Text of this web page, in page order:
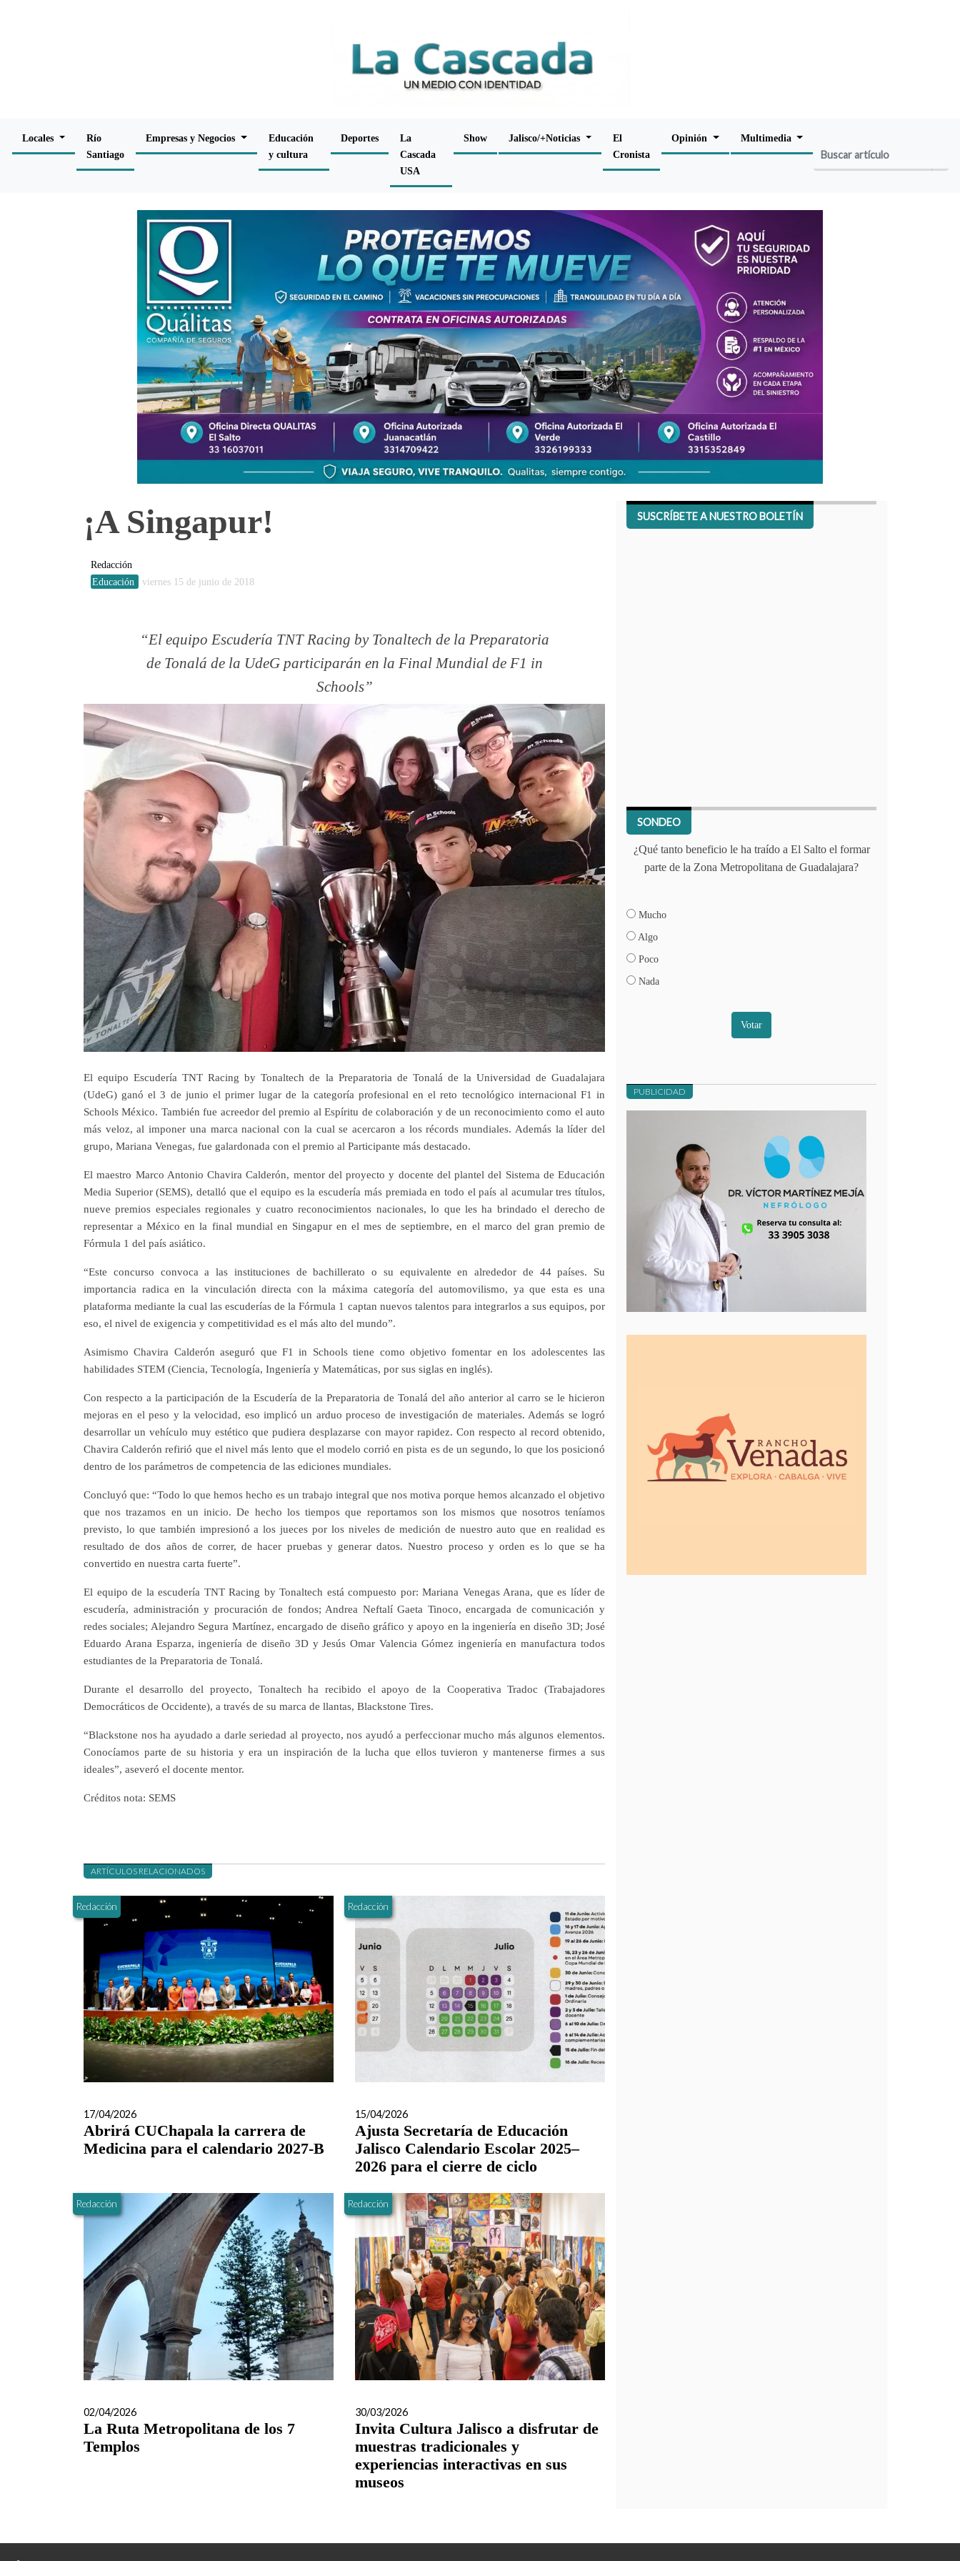
Locales
Río
Santiago
Empresas y Negocios
Educación
y cultura
Deportes
La
Cascada
USA
Show Jalisco/+Noticias
El
Cronista
Opinión Multimedia
¡A Singapur!
Redacción
Educación
viernes 15 de junio de 2018
El equipo Escudería TNT Racing by Tonaltech de la Preparatoria
de Tonalá de la UdeG participarán en la Final Mundial de F1 in
Schools
El equipo Escudería TNT Racing by Tonaltech de la Preparatoria de Tonalá de la Universidad de Guadalajara
(UdeG) ganó el 3 de junio el primer lugar de la categoría profesional en el reto tecnológico internacional F1 in
Schools México. También fue acreedor del premio al Espíritu de colaboración y de un reconocimiento como el auto
más veloz, al imponer una marca nacional con la cual se acercaron a los récords mundiales. Además la líder del
grupo, Mariana Venegas, fue galardonada con el premio al Participante más destacado.
El maestro Marco Antonio Chavira Calderón, mentor del proyecto y docente del plantel del Sistema de Educación
Media Superior (SEMS), detalló que el equipo es la escudería más premiada en todo el país al acumular tres títulos,
nueve premios especiales regionales y cuatro reconocimientos nacionales, lo que les ha brindado el derecho de
representar a México en la final mundial en Singapur en el mes de septiembre, en el marco del gran premio de
Fórmula 1 del país asiático.
“Este concurso convoca a las instituciones de bachillerato o su equivalente en alrededor de 44 países. Su
importancia radica en la vinculación directa con la máxima categoría del automovilismo, ya que esta es una
plataforma mediante la cual las escuderías de la Fórmula 1 captan nuevos talentos para integrarlos a sus equipos, por
eso, el nivel de exigencia y competitividad es el más alto del mundo”.
Asimismo Chavira Calderón aseguró que F1 in Schools tiene como objetivo fomentar en los adolescentes las
habilidades STEM (Ciencia, Tecnología, Ingeniería y Matemáticas, por sus siglas en inglés).
Con respecto a la participación de la Escudería de la Preparatoria de Tonalá del año anterior al carro se le hicieron
mejoras en el peso y la velocidad, eso implicó un arduo proceso de investigación de materiales. Además se logró
desarrollar un vehículo muy estético que pudiera desplazarse con mayor rapidez. Con respecto al record obtenido,
Chavira Calderón refirió que el nivel más lento que el modelo corrió en pista es de un segundo, lo que los posicionó
dentro de los parámetros de competencia de las ediciones mundiales.
Concluyó que: “Todo lo que hemos hecho es un trabajo integral que nos motiva porque hemos alcanzado el objetivo
que nos trazamos en un inicio. De hecho los tiempos que reportamos son los mismos que nosotros teníamos
previsto, lo que también impresionó a los jueces por los niveles de medición de nuestro auto que en realidad es
resultado de dos años de correr, de hacer pruebas y generar datos. Nuestro proceso y orden es lo que se ha
convertido en nuestra carta fuerte”.
El equipo de la escudería TNT Racing by Tonaltech está compuesto por: Mariana Venegas Arana, que es líder de
escudería, administración y procuración de fondos; Andrea Neftalí Gaeta Tinoco, encargada de comunicación y
redes sociales; Alejandro Segura Martínez, encargado de diseño gráfico y apoyo en la ingeniería en diseño 3D; José
Eduardo Arana Esparza, ingeniería de diseño 3D y Jesús Omar Valencia Gómez ingeniería en manufactura todos
estudiantes de la Preparatoria de Tonalá.
Durante el desarrollo del proyecto, Tonaltech ha recibido el apoyo de la Cooperativa Tradoc (Trabajadores
Democráticos de Occidente), a través de su marca de llantas, Blackstone Tires.
“Blackstone nos ha ayudado a darle seriedad al proyecto, nos ayudó a perfeccionar mucho más algunos elementos.
Conocíamos parte de su historia y era un inspiración de la lucha que ellos tuvieron y mantenerse firmes a sus
ideales”, aseveró el docente mentor.
Créditos nota: SEMS
ARTÍCULOS RELACIONADOS
Redacción
17/04/2026
Abrirá CUChapala la carrera de
Medicina para el calendario 2027-B
Redacción
15/04/2026
Ajusta Secretaría de Educación
Jalisco Calendario Escolar 2025–
2026 para el cierre de ciclo
Redacción
02/04/2026
La Ruta Metropolitana de los 7
Templos
Redacción
30/03/2026
Invita Cultura Jalisco a disfrutar de
muestras tradicionales y
experiencias interactivas en sus
museos
SUSCRÍBETE A NUESTRO BOLETÍN
SONDEO
¿Qué tanto beneficio le ha traído a El Salto el formar
parte de la Zona Metropolitana de Guadalajara?
Mucho
Algo
Poco
Nada
Votar
PUBLICIDAD